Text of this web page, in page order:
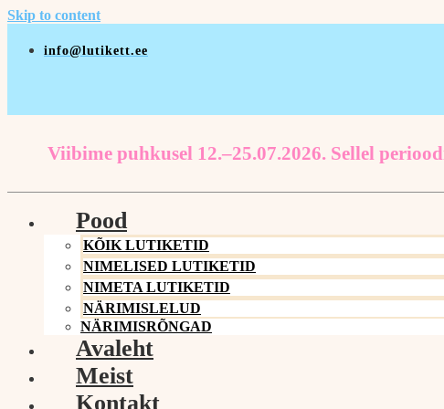
Skip to content
info@lutikett.ee
Viibime puhkusel 12.–25.07.2026. Sellel
Pood
KÕIK LUTIKETID
NIMELISED LUTIKETID
NIMETA LUTIKETID
NÄRIMISLELUD
NÄRIMISRÕNGAD
Avaleht
Meist
Kontakt